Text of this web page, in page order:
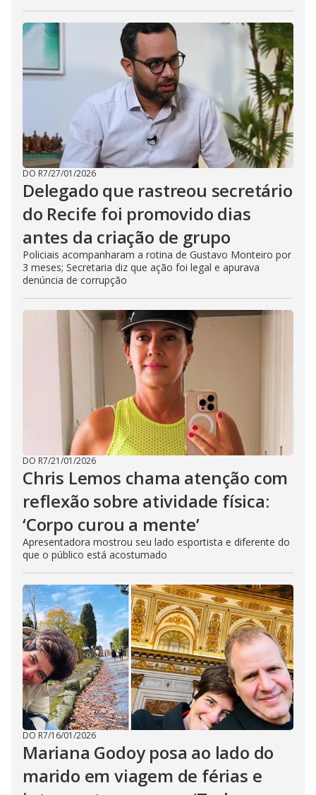
DO R7/27/01/2026
Delegado que rastreou secretário
do Recife foi promovido dias
antes da criação de grupo
Policiais acompanharam a rotina de Gustavo Monteiro por
3 meses; Secretaria diz que ação foi legal e apurava
denúncia de corrupção
DO R7/21/01/2026
Chris Lemos chama atenção com
reflexão sobre atividade física:
‘Corpo curou a mente’
Apresentadora mostrou seu lado esportista e diferente do
que o público está acostumado
DO R7/16/01/2026
Mariana Godoy posa ao lado do
marido em viagem de férias e